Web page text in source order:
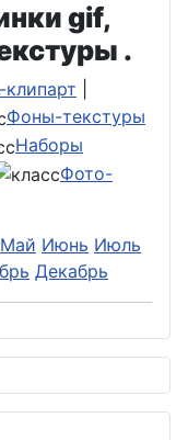
gif,
.
Фоны-текстуры
Наборы
Фото-
Май Июнь Июль
Декабрь